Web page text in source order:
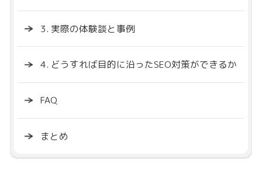
3. 実際の体験談と事例
4. どうすれば目的に沿ったSEO対策ができるか
FAQ
まとめ